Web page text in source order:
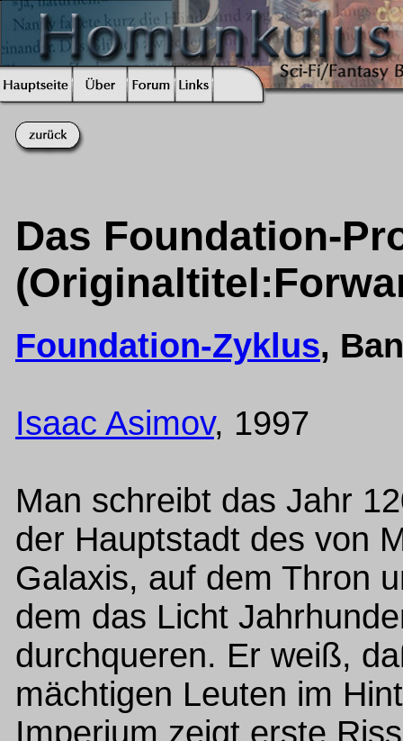
Das Foundation-
Foundation-Zyklus,
Isaac Asimov, 1997
Man schreibt das Jahr
der Hauptstadt des von
Galaxis, auf dem Thron
dem das Licht
durchqueren. Er weiß,
mächtigen Leuten im
Imperium zeigt erste